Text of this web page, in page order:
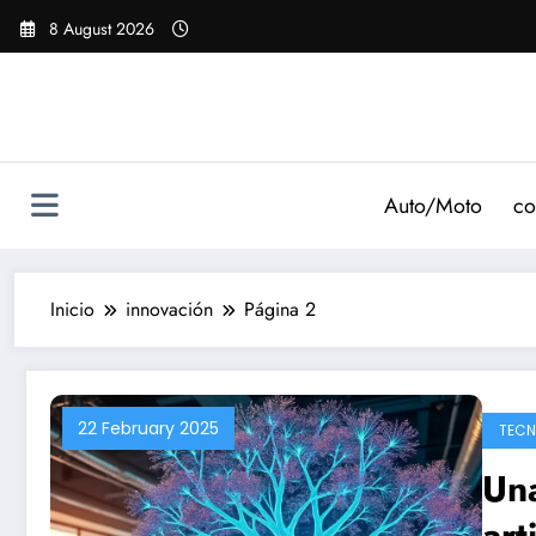
Saltar
8 August 2026
Auto/Moto
Inicio innovación Página 2
22 February 2025